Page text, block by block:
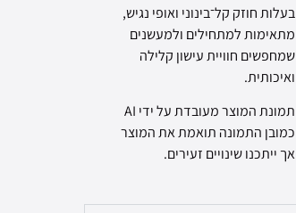
בעלות חוזק קל־בינוני ואופי נגיש,
מתאימות למתחילים ולמעשנים
שמחפשים חוויית עישון קלילה
ואיכותית.
תמונת המוצר מעובדת על ידי AI
כמובן התמונה תואמת את המוצר
אך ייתכנו שינויים זעירים.